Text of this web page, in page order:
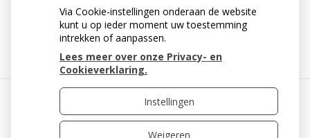
« Terug naar het overzicht
Uw Zorg Online|Beheer
Via Cookie-instellingen onderaan de website
kunt u op ieder moment uw toestemming
intrekken of aanpassen.
Lees meer over onze Privacy- en
Cookieverklaring.
Instellingen
Weigeren